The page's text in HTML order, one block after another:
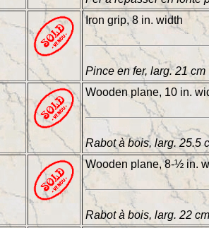
Iron grip, 8 in. width
Pince en fer, larg. 21 cm
Wooden plane, 10 in.
Rabot à bois, larg. 25.5
Wooden plane, 8-½ in.
Rabot à bois, larg. 22 cm